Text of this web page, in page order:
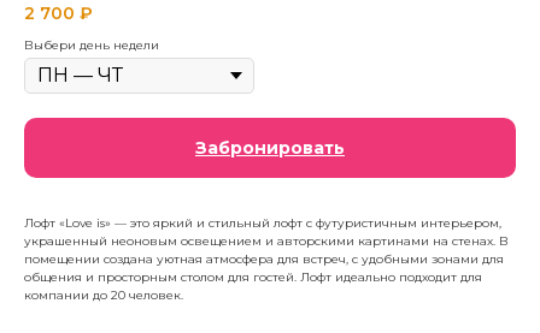
2 700 ₽
Выбери день недели
Забронировать
Лофт «Love is» — это яркий и стильный лофт с футуристичным интерьером,
украшенный неоновым освещением и авторскими картинами на стенах. В
помещении создана уютная атмосфера для встреч, с удобными зонами для
общения и просторным столом для гостей. Лофт идеально подходит для
компании до 20 человек.